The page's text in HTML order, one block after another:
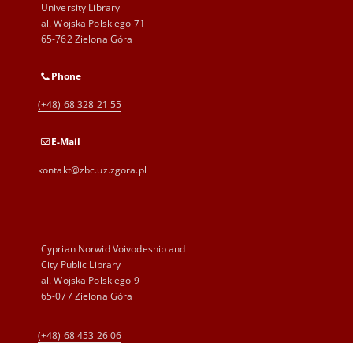
University Library
al. Wojska Polskiego 71
65-762 Zielona Góra
Phone
(+48) 68 328 21 55
E-Mail
kontakt@zbc.uz.zgora.pl
Cyprian Norwid Voivodeship and
City Public Library
al. Wojska Polskiego 9
65-077 Zielona Góra
(+48) 68 453 26 06